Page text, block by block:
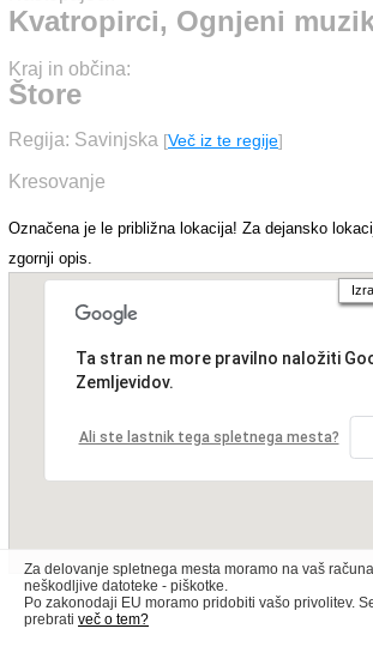
Kvatropirci, Ognjeni
Kraj in občina:
Štore
Regija: Savinjska [Več iz te regije]
Kresovanje
Označena je le približna lokacija! Za dejansko
zgornji opis.
Ta stran ne more pravilno naložiti
Zemljevidov.
Ali ste lastnik tega spletnega mesta?
Za delovanje spletnega mesta moramo na vaš
neškodljive datoteke - piškotke.
Po zakonodaji EU moramo pridobiti vašo privolitev.
prebrati več o tem?